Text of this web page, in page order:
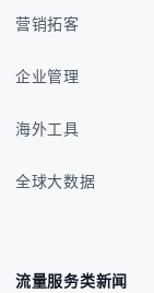
营销拓客
企业管理
海外工具
全球大数据
流量服务类新闻